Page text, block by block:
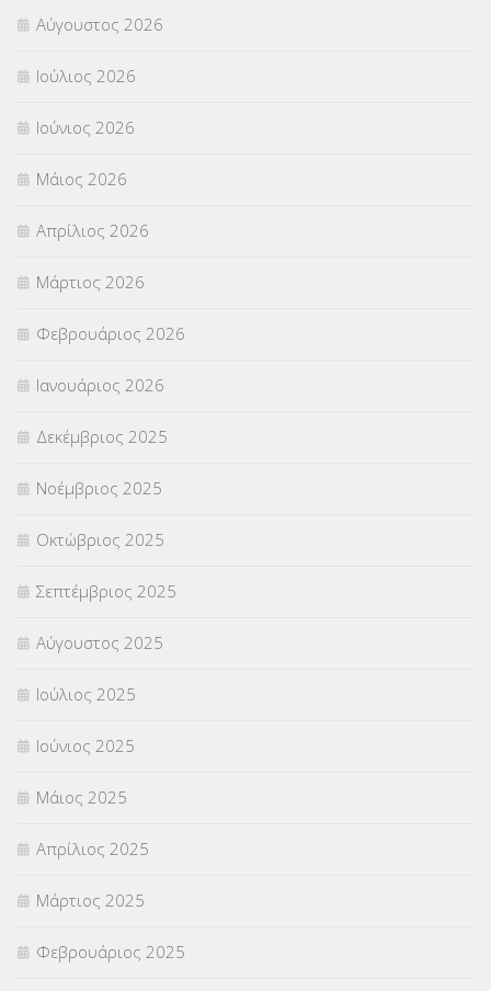
Π.Ε.Κ. ΗΡΑΚΛΕΙΟΥ
ΠΑΝΕΛΛΑΔΙΚΕΣ ΕΞΕΤΑΣΕΙΣ
ΠΡΟΚΗΡΥΞΕΙΣ
ΣΕΜΙΝΑΡΙΑ – ΗΜΕΡΙΔΕΣ
ΣΕΠ(50)
ΣΤΕΛΕΧΗ (360)
ΣΥΜΒΟΥΛΕΥΤΙΚΟΣ ΣΤΑΘΜΟΣ ΝΕΩΝ
ΣΥΝΤΑΞΕΙΣ(12)
ΣΧΟΛΙΚΟΙ ΣΥΜΒΟΥΛΟΙ
ΥΠΕΡΑΡΙΘΜΟΙ(1)
ΥΠΟΤΡΟΦΙΕΣ(28)
ΦΥΣΙΚΗ ΑΓΩΓΗ(692)
Χωρίς κατηγορία
Αύγουστος 2026
Ιούλιος 2026
Ιούνιος 2026
Μάιος 2026
Απρίλιος 2026
Μάρτιος 2026
Φεβρουάριος 2026
Ιανουάριος 2026
Δεκέμβριος 2025
Νοέμβριος 2025
Οκτώβριος 2025
Σεπτέμβριος 2025
Αύγουστος 2025
Ιούλιος 2025
Ιούνιος 2025
Μάιος 2025
Απρίλιος 2025
Μάρτιος 2025
Φεβρουάριος 2025